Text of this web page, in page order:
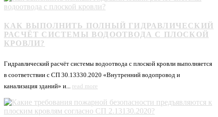
КАК ВЫПОЛНИТЬ ПОЛНЫЙ ГИДРАВЛИЧЕСКИЙ
РАСЧЁТ СИСТЕМЫ ВОДООТВОДА С ПЛОСКОЙ
КРОВЛИ?
Гидравлический расчёт системы водоотвода с плоской кровли выполняется
в соответствии с СП 30.13330.2020 «Внутренний водопровод и
канализация зданий» и... read more